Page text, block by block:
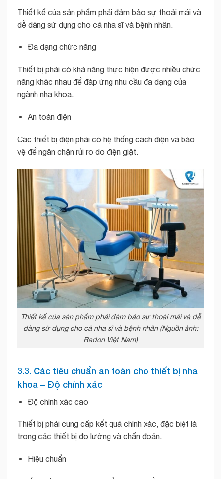
Thiết kế của sản phẩm phải đảm bảo sự thoải mái và
dễ dàng sử dụng cho cả nha sĩ và bệnh nhân.
Đa dạng chức năng
Thiết bị phải có khả năng thực hiện được nhiều chức
năng khác nhau để đáp ứng nhu cầu đa dạng của
ngành nha khoa.
An toàn điện
Các thiết bị điện phải có hệ thống cách điện và bảo
vệ để ngăn chặn rủi ro do điện giật.
Thiết kế của sản phẩm phải đảm bảo sự thoải mái và dễ
dàng sử dụng cho cả nha sĩ và bệnh nhân (Nguồn ảnh:
Radon Việt Nam)
3.3. Các tiêu chuẩn an toàn cho thiết bị nha
khoa – Độ chính xác
Độ chính xác cao
Thiết bị phải cung cấp kết quả chính xác, đặc biệt là
trong các thiết bị đo lường và chẩn đoán.
Hiệu chuẩn